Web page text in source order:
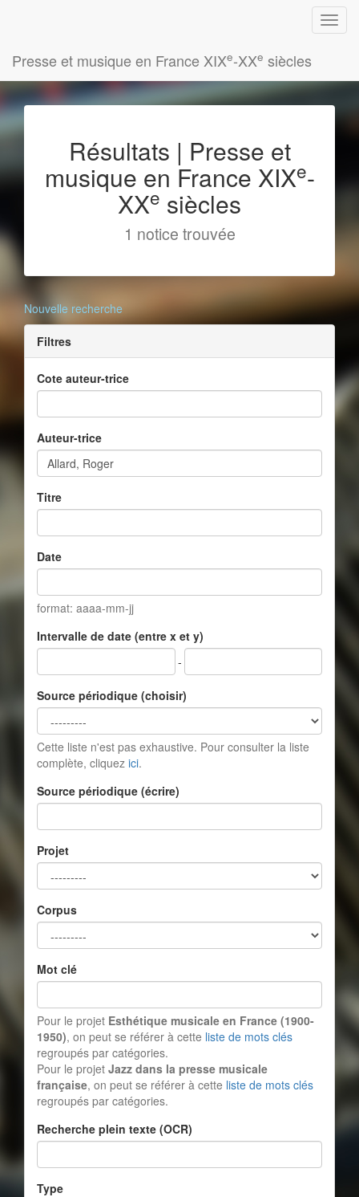
Presse et musique en France XIXe-XXe siècles
Résultats | Presse et
musique en France XIXe-
XXe siècles
1 notice trouvée
Nouvelle recherche
Filtres
Cote auteur-trice
Auteur-trice
Titre
Date
format: aaaa-mm-jj
Intervalle de date (entre x et y)
-
Source périodique (choisir)
Cette liste n'est pas exhaustive. Pour consulter la liste
complète, cliquez ici.
Source périodique (écrire)
Projet
Corpus
Mot clé
Pour le projet Esthétique musicale en France (1900-
1950), on peut se référer à cette liste de mots clés
regroupés par catégories.
Pour le projet Jazz dans la presse musicale
française, on peut se référer à cette liste de mots clés
regroupés par catégories.
Recherche plein texte (OCR)
Type